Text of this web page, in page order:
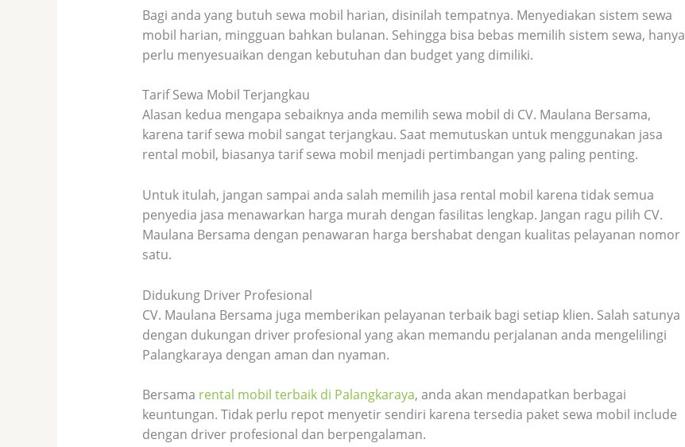
Bagi anda yang butuh sewa mobil harian, disinilah tempatnya. Menyediakan sistem sewa
mobil harian, mingguan bahkan bulanan. Sehingga bisa bebas memilih sistem sewa, hanya
perlu menyesuaikan dengan kebutuhan dan budget yang dimiliki.
Tarif Sewa Mobil Terjangkau
Alasan kedua mengapa sebaiknya anda memilih sewa mobil di CV. Maulana Bersama,
karena tarif sewa mobil sangat terjangkau. Saat memutuskan untuk menggunakan jasa
rental mobil, biasanya tarif sewa mobil menjadi pertimbangan yang paling penting.
Untuk itulah, jangan sampai anda salah memilih jasa rental mobil karena tidak semua
penyedia jasa menawarkan harga murah dengan fasilitas lengkap. Jangan ragu pilih CV.
Maulana Bersama dengan penawaran harga bershabat dengan kualitas pelayanan nomor
satu.
Didukung Driver Profesional
CV. Maulana Bersama juga memberikan pelayanan terbaik bagi setiap klien. Salah satunya
dengan dukungan driver profesional yang akan memandu perjalanan anda mengelilingi
Palangkaraya dengan aman dan nyaman.
Bersama rental mobil terbaik di Palangkaraya, anda akan mendapatkan berbagai
keuntungan. Tidak perlu repot menyetir sendiri karena tersedia paket sewa mobil include
dengan driver profesional dan berpengalaman.